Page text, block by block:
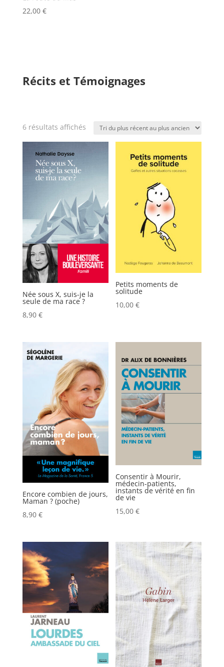
22,00 €
Récits et Témoignages
6 résultats affichésTrié
ancien
Née sous X, suis-je la
seule de ma race ?
8,90 €
Petits moments de
solitude
10,00€
Encore combien de jours,
Maman ? (poche)
8,90 €
Consentir à Mourir,
médecin-patients,
instants de vérité en fin
de vie
15,00€